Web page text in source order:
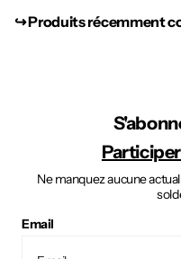
↪︎ Produits récemment
Ne manquez aucune
Email